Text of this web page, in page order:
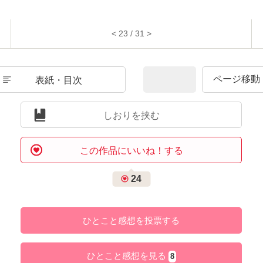
< 23 / 31 >
表紙・目次
しおりを挟む
この作品にいいね！する
24
ひとこと感想を投票する
ひとこと感想を見る 8